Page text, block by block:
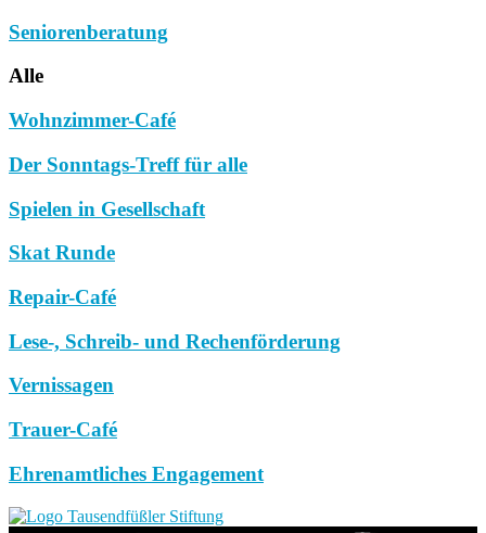
Seniorenberatung
Alle
Wohnzimmer-Café
Der Sonntags-Treff für alle
Spielen in Gesellschaft
Skat Runde
Repair-Café
Lese-, Schreib- und Rechenförderung
Vernissagen
Trauer-Café
Ehrenamtliches Engagement